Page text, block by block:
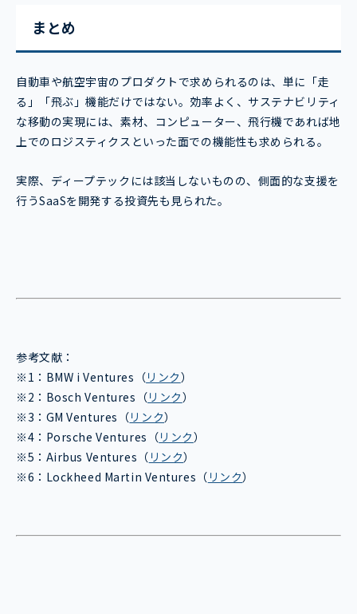
まとめ
自動車や航空宇宙のプロダクトで求められるのは、単に「走
る」「飛ぶ」機能だけではない。効率よく、サステナビリティ
な移動の実現には、素材、コンピューター、飛行機であれば地
上でのロジスティクスといった面での機能性も求められる。
実際、ディープテックには該当しないものの、側面的な支援を
行うSaaSを開発する投資先も見られた。
参考文献：
※1：BMW i Ventures（リンク）
※2：Bosch Ventures（リンク）
※3：GM Ventures（リンク）
※4：Porsche Ventures（リンク）
※5：Airbus Ventures（ リンク）
※6：Lockheed Martin Ventures（ リンク）